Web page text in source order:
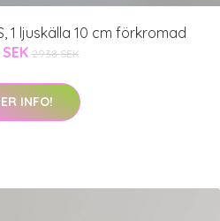
1 ljuskälla 10 cm förkromad
2938 SEK
INFO!